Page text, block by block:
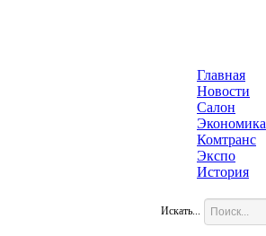
Главная
Новости
Салон
Экономика
Комтранс
Экспо
История
Искать...